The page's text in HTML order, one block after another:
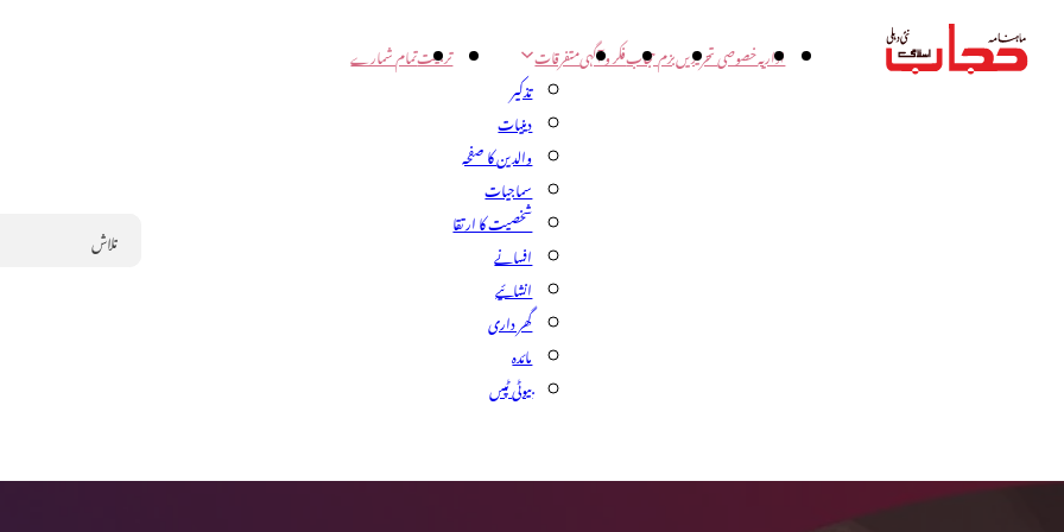
اداریہخصوصی تحریریںبزم حجابفکر و آگہیمتفرقات
تذکیر
دینیات
والدین کا صفحہ
سماجیات
شخصیت کا ارتقا
افسانے
انشائیے
گھر داری
مائدہ
بیوٹی ٹپس
تربیتتمام شمارے
Search